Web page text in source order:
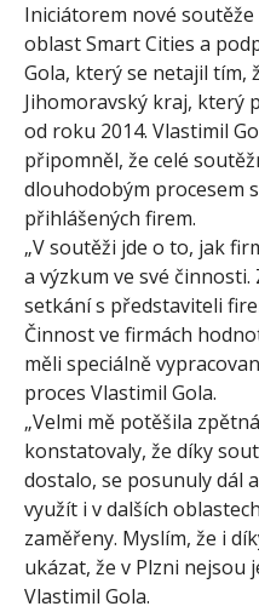
Iniciátorem nové
oblast Smart Cities a
Gola, který se netajil tím,
Jihomoravský kraj, který
od roku 2014. Vlastimil
připomněl, že celé
dlouhodobým procesem
přihlášených firem.
„V soutěži jde o to, jak
a výzkum ve své
setkání s představiteli
Činnost ve firmách
měli speciálně
proces Vlastimil Gola.
„Velmi mě potěšila
konstatovaly, že díky
dostalo, se posunuly dál
využít i v dalších
zaměřeny. Myslím, že i
ukázat, že v Plzni nejsou
Vlastimil Gola.